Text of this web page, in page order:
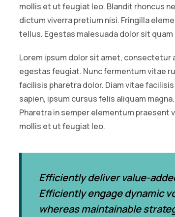
mollis et ut feugiat leo. Blandit rhoncus
dictum viverra pretium nisi. Fringilla
tellus. Egestas malesuada dolor sit
Lorem ipsum dolor sit amet, consectetur
egestas feugiat. Nunc fermentum vitae
facilisis pharetra dolor. Diam vitae
sapien, ipsum cursus felis aliquam
Pharetra in semper elementum praesent
mollis et ut feugiat leo.
Efficiently deliver value-
Efficiently engage dynamic
whereas maintainable